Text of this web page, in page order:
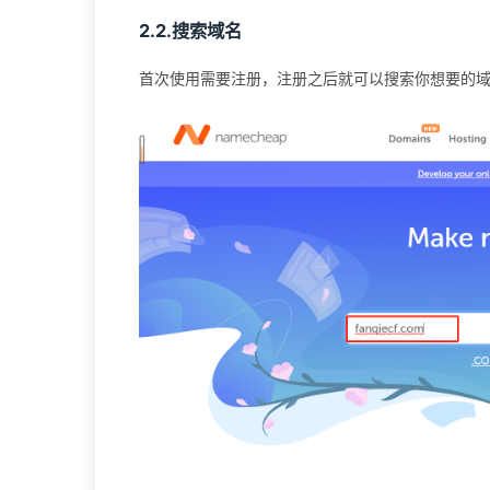
2.2.搜索域名
首次使用需要注册，注册之后就可以搜索你想要的